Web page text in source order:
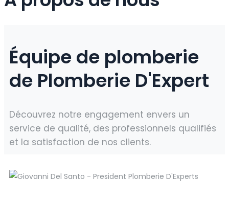
Équipe de plomberie
de Plomberie D'Expert
Découvrez notre engagement envers un
service de qualité, des professionnels qualifiés
et la satisfaction de nos clients.